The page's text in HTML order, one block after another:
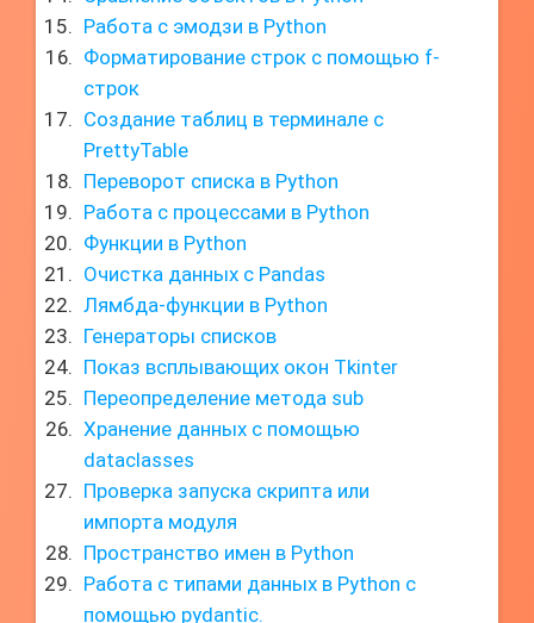
Работа с эмодзи в Python
Форматирование строк с помощью f-
строк
Создание таблиц в терминале с
PrettyTable
Переворот списка в Python
Работа с процессами в Python
Функции в Python
Очистка данных с Pandas
Лямбда-функции в Python
Генераторы списков
Показ всплывающих окон Tkinter
Переопределение метода sub
Хранение данных с помощью
dataclasses
Проверка запуска скрипта или
импорта модуля
Пространство имен в Python
Работа с типами данных в Python с
помощью pydantic.